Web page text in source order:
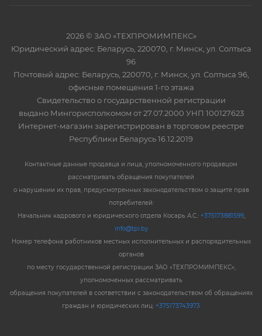
2026 © ЗАО «ТЕХПРОМИМПЕКС»
Юридический адрес: Беларусь, 220070, г. Минск, ул. Солтыса
96
Почтовый адрес: Беларусь, 220070, г. Минск, ул. Солтыса 96,
офисные помещения 1-го этажа
Свидетельство о государственной регистрации
выдано Мингорисполкомом от 27.07.2000 УНП 100127623
Интернет-магазин зарегистрирован в торговом реестре
Республики Беларусь 16.12.2019
Контактные данные продавца и лица, уполномоченного продавцом
рассматривать обращения покупателей
о нарушении их прав, предусмотренных законодательством о защите прав
потребителей:
Начальник кадрового и юридического отдела Косарь А.С.: +375173881599,
info@tpi.by
Номер телефона работников местных исполнительных и распорядительных
органов
по месту государственной регистрации ЗАО «ТЕХПРОМИМПЕКС»,
уполномоченных рассматривать
обращения покупателей в соответствии с законодательством об обращениях
граждан и юридических лиц: +375173743973